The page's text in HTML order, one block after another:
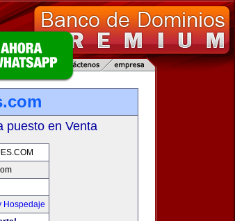
puesto en Venta
Hospedaje